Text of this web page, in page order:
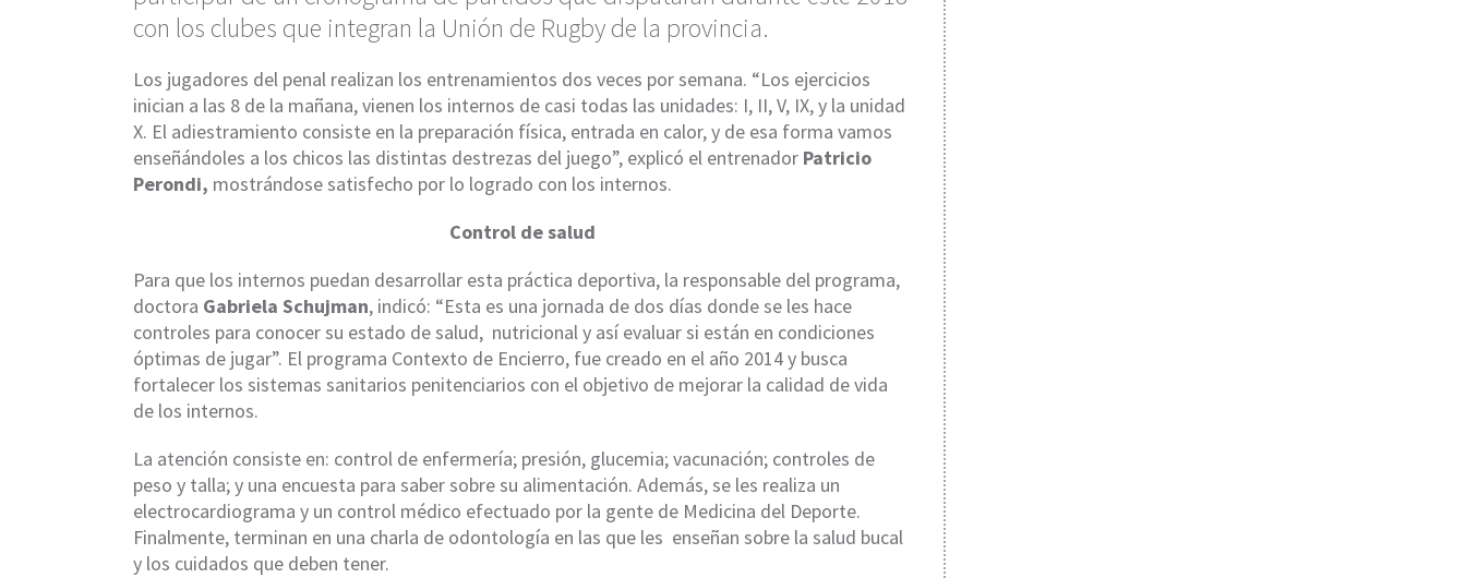
con los clubes que integran la Unión de Rugby de la provincia.
Los jugadores del penal realizan los entrenamientos dos veces por semana. “Los ejercicios
inician a las 8 de la mañana, vienen los internos de casi todas las unidades: I, II, V, IX, y la unidad
X. El adiestramiento consiste en la preparación física, entrada en calor, y de esa forma vamos
enseñándoles a los chicos las distintas destrezas del juego”, explicó el entrenador Patricio
Perondi, mostrándose satisfecho por lo logrado con los internos.
Control de salud
Para que los internos puedan desarrollar esta práctica deportiva, la responsable del programa,
doctora Gabriela Schujman, indicó: “Esta es una jornada de dos días donde se les hace
controles para conocer su estado de salud, nutricional y así evaluar si están en condiciones
óptimas de jugar”. El programa Contexto de Encierro, fue creado en el año 2014 y busca
fortalecer los sistemas sanitarios penitenciarios con el objetivo de mejorar la calidad de vida
de los internos.
La atención consiste en: control de enfermería; presión, glucemia; vacunación; controles de
peso y talla; y una encuesta para saber sobre su alimentación. Además, se les realiza un
electrocardiograma y un control médico efectuado por la gente de Medicina del Deporte.
Finalmente, terminan en una charla de odontología en las que les enseñan sobre la salud bucal
y los cuidados que deben tener.